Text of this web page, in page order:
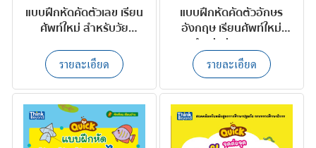
แบบฝึกหัดคัดตัวเลข เรียน
ศัพท์ใหม่ สำหรับวัย
รายละเอียด
แบบฝึกหัดคัดตัวอักษร
อังกฤษ เรียนศัพท์ใหม่
สำหรับวัยอนุบาล
รายละเอียด